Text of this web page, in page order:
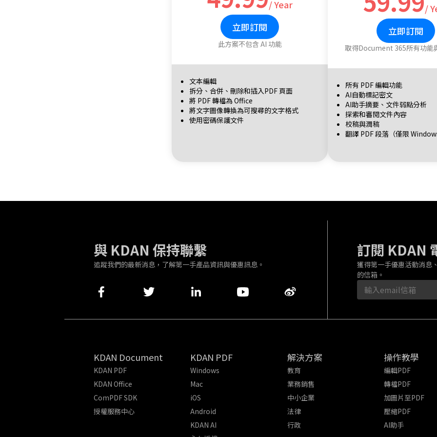
/ Year
立即訂閱
此方案不包含 AI 功能
文本編輯
拆分、合併、刪除和插入PDF 頁面
將 PDF 轉檔為 Office
將文字圖像轉換為可搜尋的文字格式
使用密碼保護文件
/
立即訂閱
取得Document 365所有功能
所有 PDF 編輯功能
AI自動標記密文
AI助手摘要、文件弱點分析
探索和審閱文件內容
校稿與潤稿
翻譯 PDF 段落（僅限
與 KDAN 保持聯繫
追蹤我們的最新消息，了解第一手產品資訊與優惠訊息。
訂閱 KDAN
獲得第一手優惠活動消息
的信箱。
KDAN Document
KDAN PDF
KDAN Office
ComPDF SDK
授權服務中心
KDAN PDF
Windows
Mac
iOS
Android
KDAN AI
解決方案
教育
業務銷售
中小企業
法律
行政
操作教學
編輯PDF
轉檔PDF
加圖片至PDF
壓縮PDF
AI助手